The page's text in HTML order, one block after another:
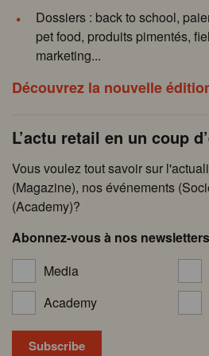
Dossiers : back to school,
pet food, produits pimentés,
marketing...
Découvrez la nouvelle
L’actu retail en un coup
Vous voulez tout savoir sur
(Magazine), nos événements
(Academy)?
Abonnez-vous à nos
Media
Academy